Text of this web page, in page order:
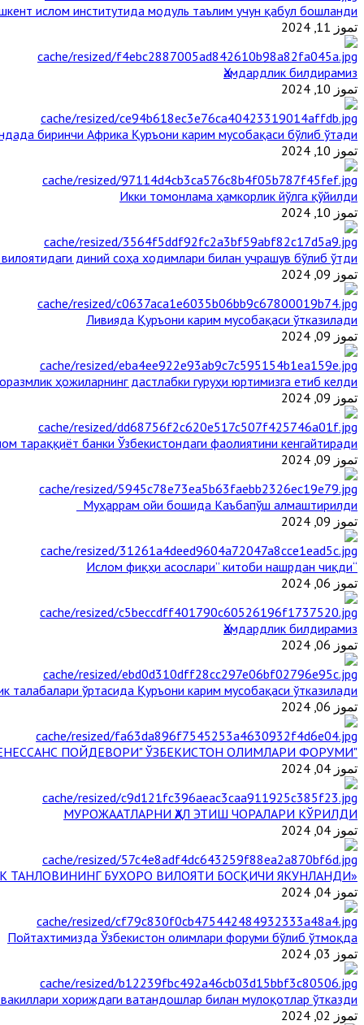
ислом институтида модуль таълим учун қабул бошланди
تموز 11, 2024
Ҳамдардлик билдирамиз
تموز 10, 2024
биринчи Aфрика Қуръони карим мусобақаси бўлиб ўтади
تموز 10, 2024
Икки томонлама ҳамкорлик йўлга қўйилди
تموز 10, 2024
диний соҳа ходимлари билан учрашув бўлиб ўтди
تموز 09, 2024
Ливияда Қуръони карим мусобақаси ўтказилади
تموز 09, 2024
ҳожиларнинг дастлабки гуруҳи юртимизга етиб келди
تموز 09, 2024
тараққиёт банки Ўзбекистондаги фаолиятини кенгайтиради
تموز 09, 2024
Муҳаррам ойи бошида Каъбапўш алмаштирилди
تموز 09, 2024
“Ислом фиқҳи асослари” китоби нашрдан чиқди
تموز 06, 2024
Ҳамдардлик билдирамиз
تموز 06, 2024
талабалари ўртасида Қуръони карим мусобақаси ўтказилади
تموز 06, 2024
"БУЮК АЖДОДЛАР МЕРОСИ – III РЕНЕССАНС ПОЙДЕВОРИ" ЎЗБЕКИСТОН ОЛИМЛАРИ ФОРУМИ
تموز 04, 2024
МУРОЖААТЛАРНИ ҲАЛ ЭТИШ ЧОРАЛАРИ КЎРИЛДИ
تموز 04, 2024
«ЙИЛ ИМОМИ – 2024» КЎРИК ТАНЛОВИНИНГ БУХОРО ВИЛОЯТИ БОСҚИЧИ ЯКУНЛАНДИ
تموز 04, 2024
Пойтахтимизда Ўзбекистон олимлари форуми бўлиб ўтмоқда
تموز 03, 2024
хориждаги ватандошлар билан мулоқотлар ўтказди
تموز 02, 2024